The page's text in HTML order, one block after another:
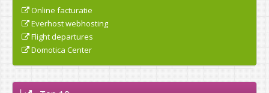
Online facturatie
Everhost webhosting
Flight departures
Domotica Center